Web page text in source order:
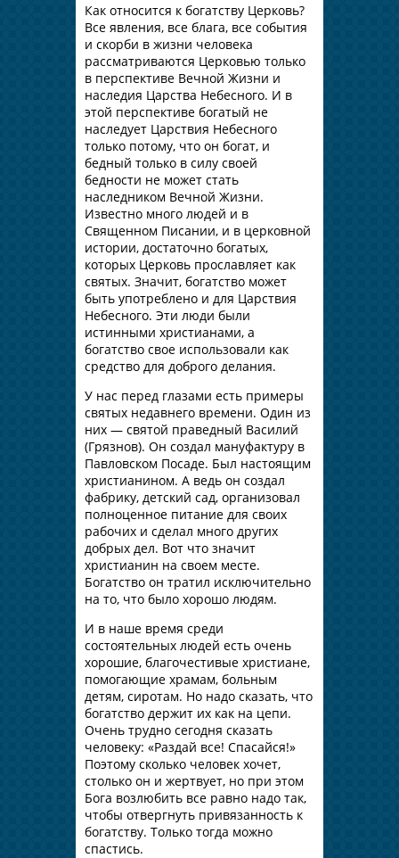
Как относится к богатству Церковь?
Все явления, все блага, все события
и скорби в жизни человека
рассматриваются Церковью только
в перспективе Вечной Жизни и
наследия Царства Небесного. И в
этой перспективе богатый не
наследует Царствия Небесного
только потому, что он богат, и
бедный только в силу своей
бедности не может стать
наследником Вечной Жизни.
Известно много людей и в
Священном Писании, и в церковной
истории, достаточно богатых,
которых Церковь прославляет как
святых. Значит, богатство может
быть употреблено и для Царствия
Небесного. Эти люди были
истинными христианами, а
богатство свое использовали как
средство для доброго делания.
У нас перед глазами есть примеры
святых недавнего времени. Один из
них — святой праведный Василий
(Грязнов). Он создал мануфактуру в
Павловском Посаде. Был настоящим
христианином. А ведь он создал
фабрику, детский сад, организовал
полноценное питание для своих
рабочих и сделал много других
добрых дел. Вот что значит
христианин на своем месте.
Богатство он тратил исключительно
на то, что было хорошо людям.
И в наше время среди
состоятельных людей есть очень
хорошие, благочестивые христиане,
помогающие храмам, больным
детям, сиротам. Но надо сказать, что
богатство держит их как на цепи.
Очень трудно сегодня сказать
человеку: «Раздай все! Спасайся!»
Поэтому сколько человек хочет,
столько он и жертвует, но при этом
Бога возлюбить все равно надо так,
чтобы отвергнуть привязанность к
богатству. Только тогда можно
спастись.